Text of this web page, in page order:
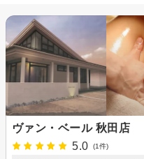
ヴァン・ベール 秋田店
5.0
(1件)